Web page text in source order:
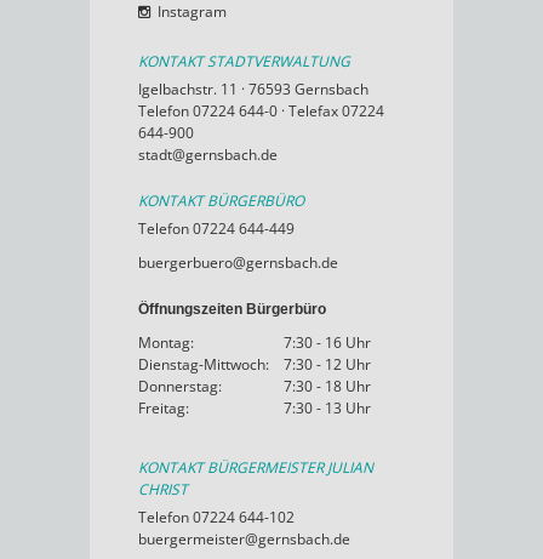
Instagram
KONTAKT STADTVERWALTUNG
Igelbachstr. 11 · 76593 Gernsbach
Telefon 07224 644-0 · Telefax 07224
644-900
stadt@gernsbach.de
KONTAKT BÜRGERBÜRO
Telefon 07224 644-449
buergerbuero@gernsbach.de
Öffnungszeiten Bürgerbüro
Montag:
7:30 - 16 Uhr
Dienstag-Mittwoch:
7:30 - 12 Uhr
Donnerstag:
7:30 - 18 Uhr
Freitag:
7:30 - 13 Uhr
KONTAKT BÜRGERMEISTER JULIAN
CHRIST
Telefon 07224 644-102
buergermeister@gernsbach.de